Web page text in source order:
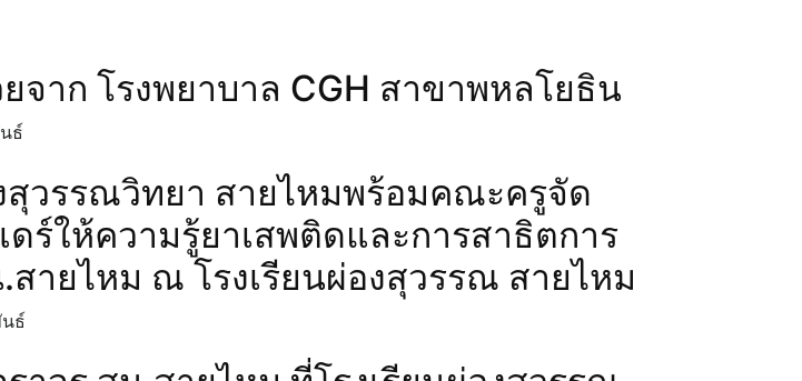
าก โรงพยาบาล CGH สาขาพหลโยธิน
ธ์
สุวรรณวิทยา สายไหมพร้อมคณะครูจัด
ร์ให้ความรู้ยาเสพติดและการสาธิตการ
ายไหม ณ โรงเรียนผ่องสุวรรณ สายไหม
ธ์